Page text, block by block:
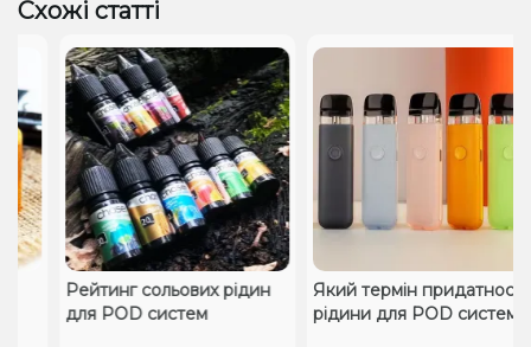
Схожі статті
Рейтинг сольових рідин
для POD систем
Який термін придатності
рідини для POD систем